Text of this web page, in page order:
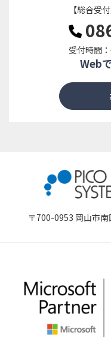
【総合受
受付時間
Web
〒700-0953 岡山市